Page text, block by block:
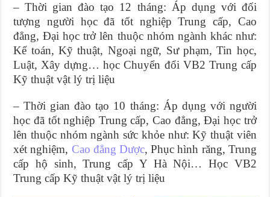
– Thời gian đào tạo 12 tháng: Áp dụng với đối
tượng người học đã tốt nghiệp Trung cấp, Cao
đẳng, Đại học trở lên thuộc nhóm ngành khác như:
Kế toán, Kỹ thuật, Ngoại ngữ, Sư phạm, Tin học,
Luật, Xây dựng… học Chuyển đổi VB2 Trung cấp
Kỹ thuật vật lý trị liệu
– Thời gian đào tạo 10 tháng: Áp dụng với người
học đã tốt nghiệp Trung cấp, Cao đẳng, Đại học trở
lên thuộc nhóm ngành sức khỏe như: Kỹ thuật viên
xét nghiệm, Cao đẳng Dược, Phục hình răng, Trung
cấp hộ sinh, Trung cấp Y Hà Nội… Học VB2
Trung cấp Kỹ thuật vật lý trị liệu